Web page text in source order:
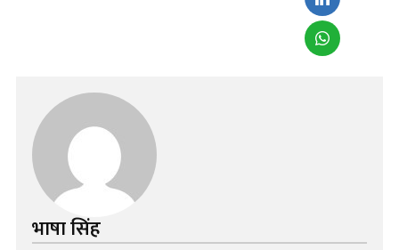
भाषा सिंह